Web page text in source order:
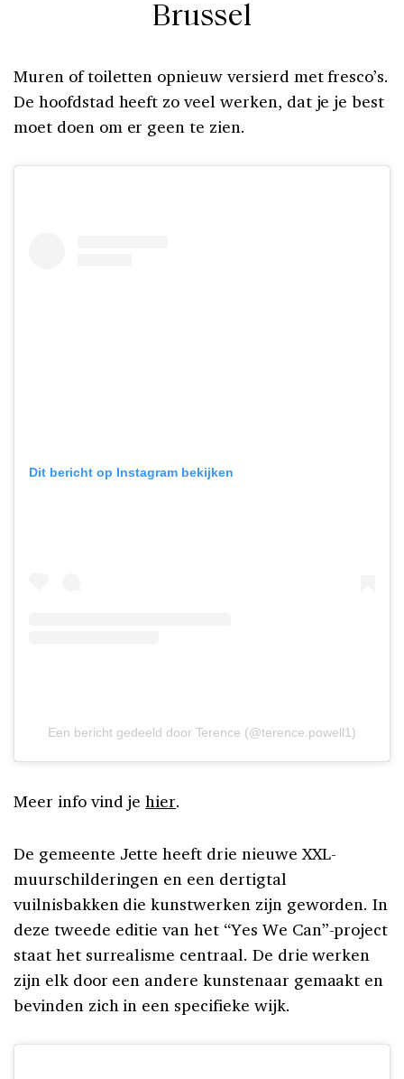
Brussel
Muren of toiletten opnieuw versierd met fresco’s.
De hoofdstad heeft zo veel werken, dat je je best
moet doen om er geen te zien.
Dit bericht op Instagram bekijken
Een bericht gedeeld door Terence (@terence.powell1)
Meer info vind jehier.
De gemeente Jette heeft drie nieuwe XXL-
muurschilderingen en een dertigtal
vuilnisbakken die kunstwerken zijn geworden. In
deze tweede editie van het “Yes We Can”-project
staat het surrealisme centraal. De drie werken
zijn elk door een andere kunstenaar gemaakt en
bevinden zich in een specifieke wijk.